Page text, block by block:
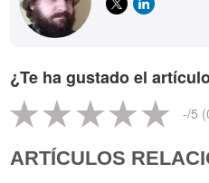
¿Te ha gustado el
-/5 (
ARTÍCULOS